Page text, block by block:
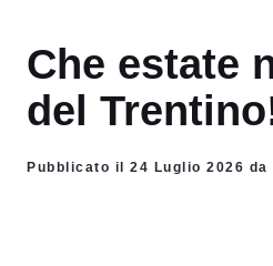
Che estate
del
Pubblicato il 24 Luglio 2026 da